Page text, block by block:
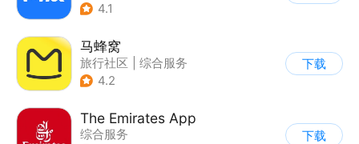
4.1
马蜂窝
旅行社区
综合服务
4.2
下载
The Emirates App
综合服务
下载